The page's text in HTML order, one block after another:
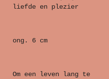
liefde en plezier
ong. 6 cm
Om een leven lang te